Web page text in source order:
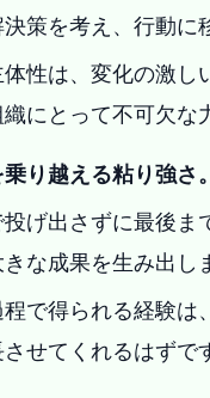
策を考え、行動に
体性は、変化の激し
にとって不可欠な
り越える粘り強さ。
げ出さずに最後ま
な成果を生み出し
程で得られる経験は
せてくれるはずで